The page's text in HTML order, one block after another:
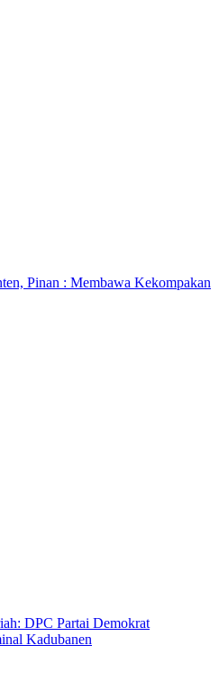
Pinan : Membawa Kekompakan
DPC Partai Demokrat
Kadubanen